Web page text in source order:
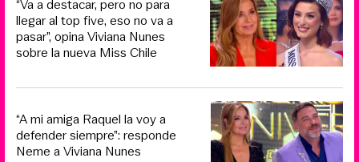
“Va a destacar, pero no para
llegar al top five, eso no va a
pasar”, opina Viviana Nunes
sobre la nueva Miss Chile
“A mi amiga Raquel la voy a
defender siempre”: responde
Neme a Viviana Nunes